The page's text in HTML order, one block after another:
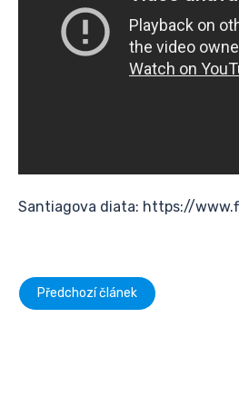
Santiagova diata: https://
Předchozí článek